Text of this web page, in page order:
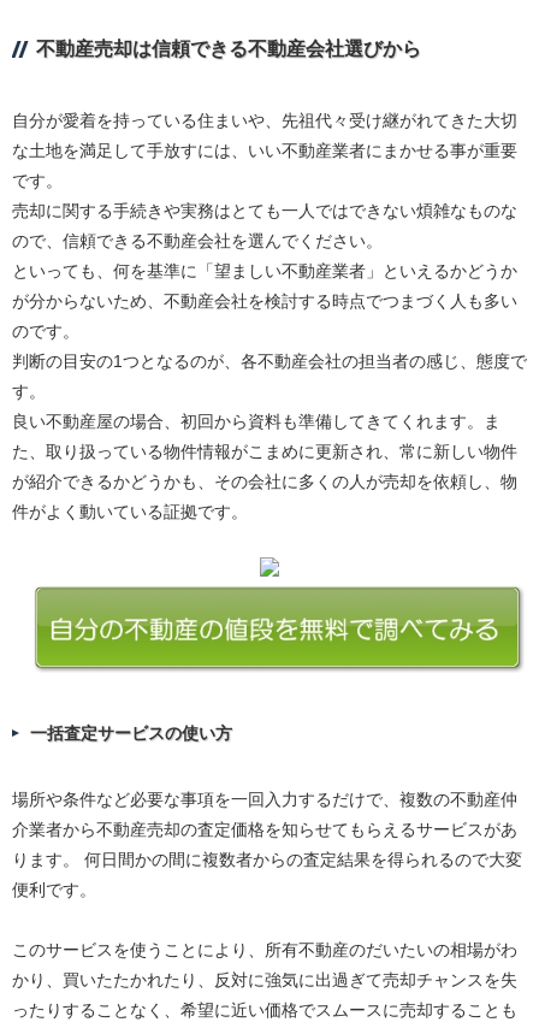
不動産売却は信頼できる不動産会社選びから
自分が愛着を持っている住まいや、先祖代々受け継がれてきた大切
な土地を満足して手放すには、いい不動産業者にまかせる事が重要
です。
売却に関する手続きや実務はとても一人ではできない煩雑なものな
ので、信頼できる不動産会社を選んでください。
といっても、何を基準に「望ましい不動産業者」といえるかどうか
が分からないため、不動産会社を検討する時点でつまづく人も多い
のです。
判断の目安の1つとなるのが、各不動産会社の担当者の感じ、態度で
す。
良い不動産屋の場合、初回から資料も準備してきてくれます。ま
た、取り扱っている物件情報がこまめに更新され、常に新しい物件
が紹介できるかどうかも、その会社に多くの人が売却を依頼し、物
件がよく動いている証拠です。
一括査定サービスの使い方
場所や条件など必要な事項を一回入力するだけで、複数の不動産仲
介業者から不動産売却の査定価格を知らせてもらえるサービスがあ
ります。 何日間かの間に複数者からの査定結果を得られるので大変
便利です。
このサービスを使うことにより、所有不動産のだいたいの相場がわ
かり、買いたたかれたり、反対に強気に出過ぎて売却チャンスを失
ったりすることなく、希望に近い価格でスムースに売却することも